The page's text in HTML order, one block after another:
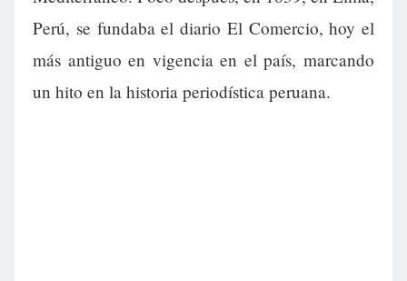
Perú, se fundaba el diario El Comercio, hoy el
más antiguo en vigencia en el país, marcando
un hito en la historia periodística peruana.